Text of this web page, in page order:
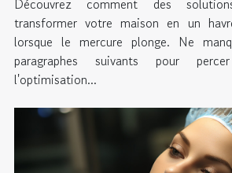
Découvrez comment des
transformer votre maison en un
lorsque le mercure plonge. Ne
paragraphes suivants pour
l'optimisation...